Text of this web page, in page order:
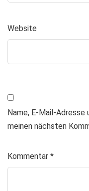
Website
Name, E-Mail-
meinen nächsten
Kommentar *